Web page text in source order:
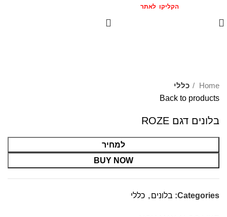
הקליקו לאתר
Home
כללי
Back to products
בלונים דגם ROZE
למחיר
BUY NOW
Categories: בלונים , כללי